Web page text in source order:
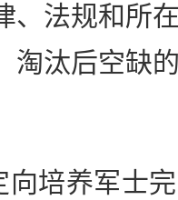
、法规和所
淘汰后空缺
培养军士完